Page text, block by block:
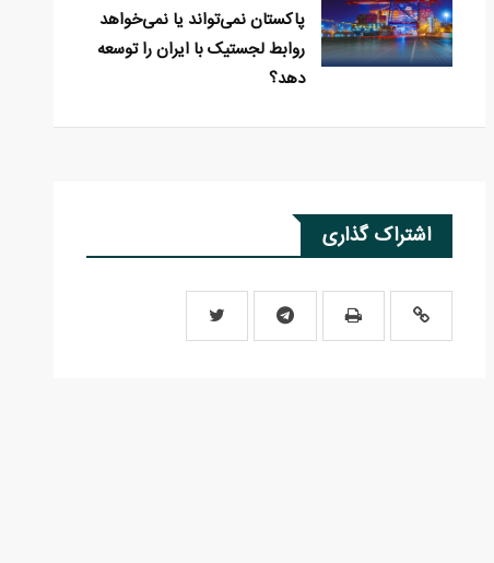
پاکستان نمی‌تواند یا نمی‌خواهد
روابط لجستیک با ایران را توسعه
دهد؟
اشتراک گذاری